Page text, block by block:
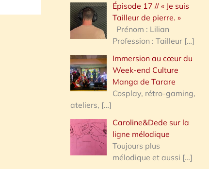
h
e
:
Épisode 17 // « Je suis
Tailleur de pierre. »
Prénom : Lilian
Profession : Tailleur […]
Immersion au cœur du
Week-end Culture
Manga de Tarare
Cosplay, rétro-gaming,
ateliers, […]
Caroline&Dede sur la
ligne mélodique
Toujours plus
mélodique et aussi […]